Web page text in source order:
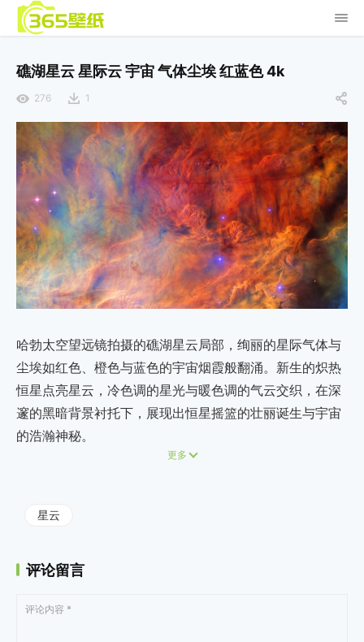
礁湖星云 星际云 宇宙 气体尘埃 红蓝色 4k
276 1
哈勃太空望远镜拍摄的礁湖星云局部，绚丽的星际气体与
尘埃如红色、橙色与蓝色的宇宙烟霞般翻涌。新生的炽热
恒星点亮星云，冷色调的星光与暖色调的气云交织，在深
邃的黑暗背景衬托下，展现出恒星摇篮的壮丽诞生与宇宙
的浩瀚神秘。
更多
星云
评论留言